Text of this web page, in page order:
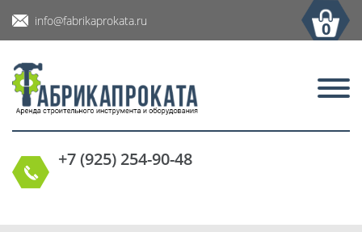
info@fabrikaprokata.ru 0
+7 (925) 254-90-48